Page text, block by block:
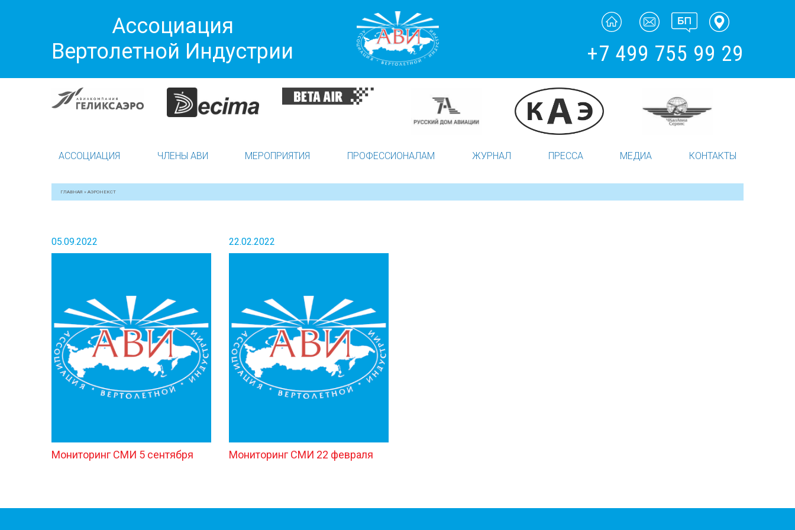
Ассоциация
Вертолетной Индустрии
+7 499 755 99 29
АССОЦИАЦИЯ ЧЛЕНЫ АВИ МЕРОПРИЯТИЯ ПРОФЕССИОНАЛАМ ЖУРНАЛ ПРЕССА МЕДИА КОНТАКТЫ
ГЛАВНАЯ » АЭРОНЕКСТ
05.09.2022
Мониторинг СМИ 5 сентября
22.02.2022
Мониторинг СМИ 22 февраля